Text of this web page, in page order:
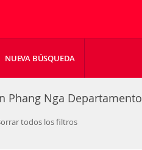
NUEVA BÚSQUEDA
Phang Nga Departamento
todos los filtros